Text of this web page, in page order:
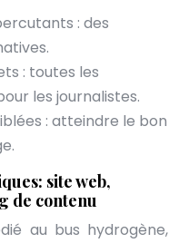
: des
: toutes les
les journalistes.
: atteindre le bon
site web,
de contenu
au bus hydrogène,